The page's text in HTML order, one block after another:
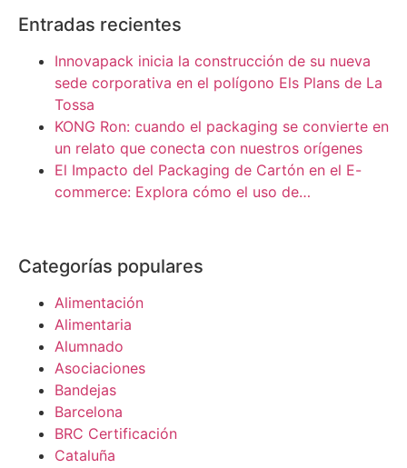
Entradas recientes
Innovapack inicia la construcción de su nueva
sede corporativa en el polígono Els Plans de La
Tossa
KONG Ron: cuando el packaging se convierte en
un relato que conecta con nuestros orígenes
El Impacto del Packaging de Cartón en el E-
commerce: Explora cómo el uso de…
Categorías populares
Alimentación
Alimentaria
Alumnado
Asociaciones
Bandejas
Barcelona
BRC Certificación
Cataluña